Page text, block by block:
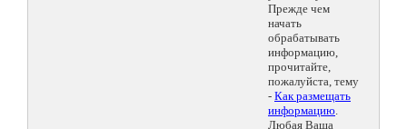
Прежде чем
начать
обрабатывать
информацию,
прочитайте,
пожалуйста, тему
- Как размещать
информацию.
Любая Ваша